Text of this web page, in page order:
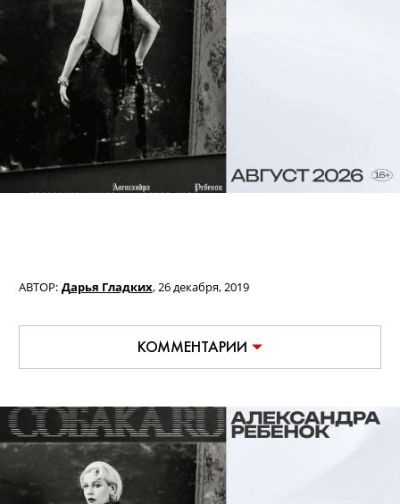
АВТОР: Дарья Гладких,26 декабря, 2019
КОММЕНТАРИИ